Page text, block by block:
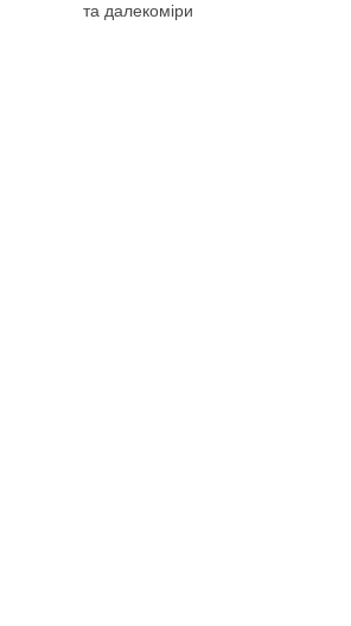
та далекоміри